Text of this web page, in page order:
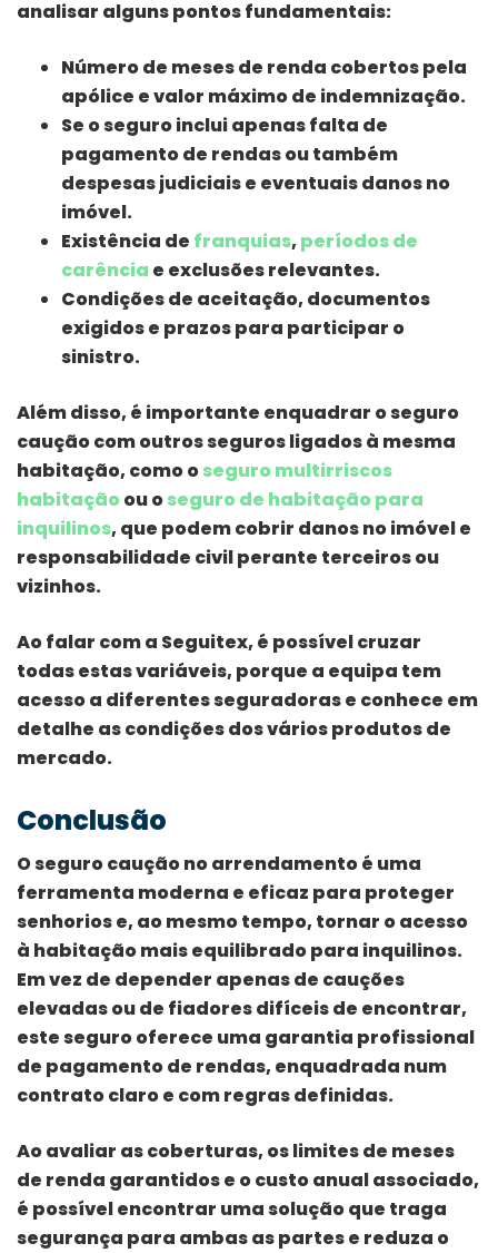
analisar alguns pontos fundamentais:
Número de meses de renda cobertos pela
apólice e valor máximo de indemnização.
Se o seguro inclui apenas falta de
pagamento de rendas ou também
despesas judiciais e eventuais danos no
imóvel.
Existência de franquias, períodos de
carência e exclusões relevantes.
Condições de aceitação, documentos
exigidos e prazos para participar o
sinistro.
Além disso, é importante enquadrar o seguro
caução com outros seguros ligados à mesma
habitação, como oseguro multirriscos
habitação ou oseguro de habitação para
inquilinos, que podem cobrir danos no imóvel e
responsabilidade civil perante terceiros ou
vizinhos.
Ao falar com a Seguitex, é possível cruzar
todas estas variáveis, porque a equipa tem
acesso a diferentes seguradoras e conhece em
detalhe as condições dos vários produtos de
mercado.
Conclusão
O seguro caução no arrendamento é uma
ferramenta moderna e eficaz para proteger
senhorios e, ao mesmo tempo, tornar o acesso
à habitação mais equilibrado para inquilinos.
Em vez de depender apenas de cauções
elevadas ou de fiadores difíceis de encontrar,
este seguro oferece uma garantia profissional
de pagamento de rendas, enquadrada num
contrato claro e com regras definidas.
Ao avaliar as coberturas, os limites de meses
de renda garantidos e o custo anual associado,
é possível encontrar uma solução que traga
segurança para ambas as partes e reduza o